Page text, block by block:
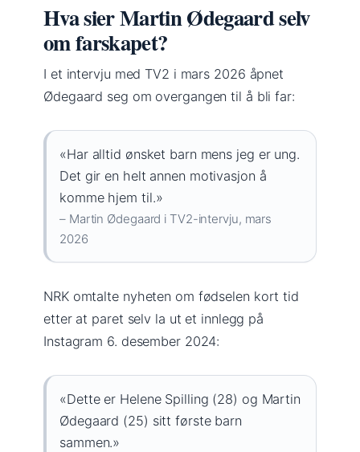
Hva sier Martin Ødegaard selv
om farskapet?
I et intervju med TV2 i mars 2026 åpnet
Ødegaard seg om overgangen til å bli far:
«Har alltid ønsket barn mens jeg er ung.
Det gir en helt annen motivasjon å
komme hjem til.»
– Martin Ødegaard i TV2-intervju, mars
2026
NRK omtalte nyheten om fødselen kort tid
etter at paret selv la ut et innlegg på
Instagram 6. desember 2024:
«Dette er Helene Spilling (28) og Martin
Ødegaard (25) sitt første barn
sammen.»